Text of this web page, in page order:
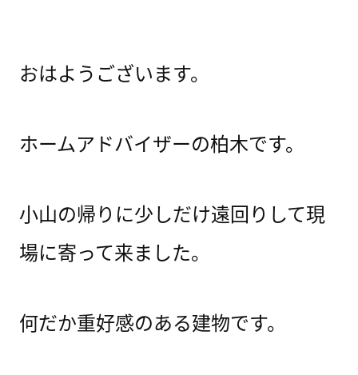
おはようございます。
ホームアドバイザーの柏木です。
小山の帰りに少しだけ遠回りして現
場に寄って来ました。
何だか重好感のある建物です。